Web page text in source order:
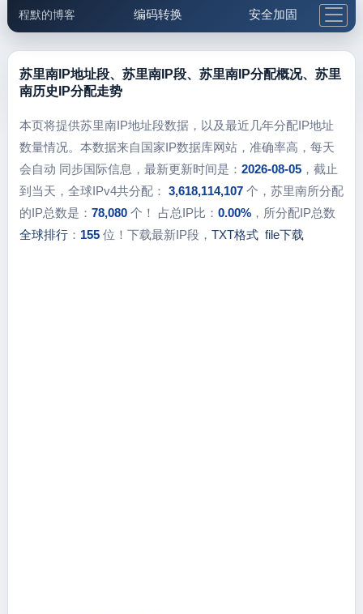
程默的博客 编码转换 安全加固
邮件工具 生活便民 更多工具
苏里南IP地址段、苏里南IP段、苏里南IP分配概况、苏里
南历史IP分配走势
本页将提供苏里南IP地址段数据，以及最近几年分配IP地址
数量情况。本数据来自国家IP数据库网站，准确率高，每天
会自动 同步国际信息，最新更新时间是： 2026-08-05，截止
到当天，全球IPv4共分配： 3,618,114,107个，苏里南所分配
的IP总数是： 78,080个！ 占总IP比： 0.00%，所分配IP总数
全球排行： 155位！下载最新IP段， TXT格式 file下载